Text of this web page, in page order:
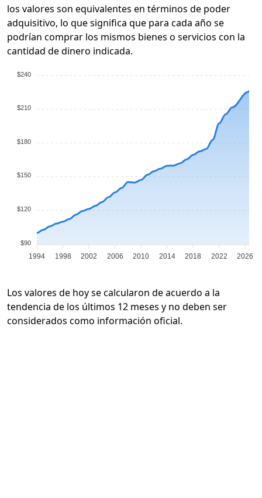
los valores son equivalentes en términos de poder
adquisitivo, lo que significa que para cada año se
podrían comprar los mismos bienes o servicios con la
cantidad de dinero indicada.
$240
$210
$180
$150
$120
$90
1994 1998 2002 2006 2010 2014 2018 2022 2026
Los valores de hoy se calcularon de acuerdo a la
tendencia de los últimos 12 meses y no deben ser
considerados como información oficial.